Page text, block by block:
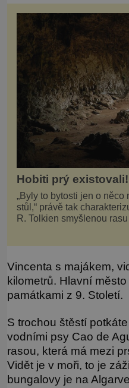
Hobiti prý
„Byly to bytosti jen o
stůl,“ právě tak
R. Tolkien smyšlenou rasu hobitů. Z
říká, následně udělá
Vincenta s majákem,
kilometrů. Hlavní
památkami z 9. Století.
S trochou štěstí
vodními psy Cao de
rasou, která má mezi
Vidět je v moři, to je
bungalovy je na